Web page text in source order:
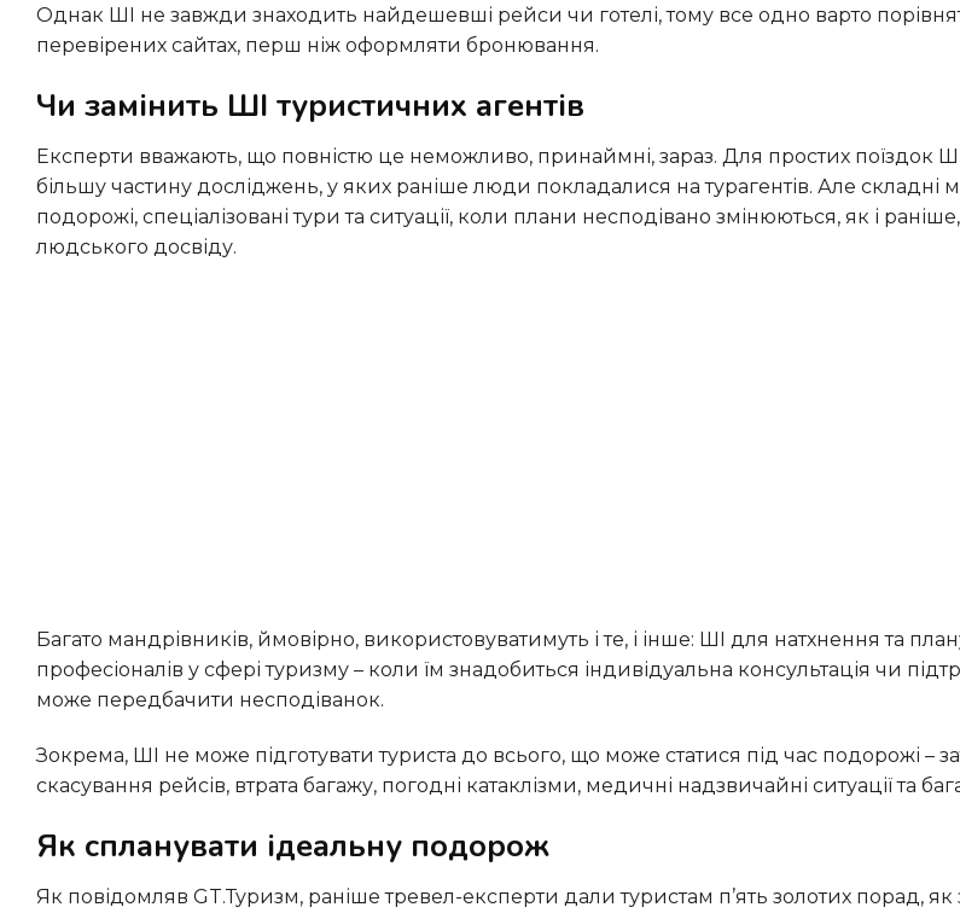
Однак ШІ не завжди знаходить найдешевші рейси чи готелі, тому все одно варто порівняти ціни на
перевірених сайтах, перш ніж оформляти бронювання.
Чи замінить ШІ туристичних агентів
Експерти вважають, що повністю це неможливо, принаймні, зараз. Для простих поїздок ШІ може виконати
більшу частину досліджень, у яких раніше люди покладалися на турагентів. Але складні
подорожі, спеціалізовані тури та ситуації, коли плани несподівано змінюються, як і
людського досвіду.
Багато мандрівників, ймовірно, використовуватимуть і те, і інше: ШІ для натхнення та планування, а
професіоналів у сфері туризму – коли їм знадобиться індивідуальна консультація чи
може передбачити несподіванок.
Зокрема, ШІ не може підготувати туриста до всього, що може статися під час подорожі – затримки або
скасування рейсів, втрата багажу, погодні катаклізми, медичні надзвичайні ситуації та
Як спланувати ідеальну подорож
Як повідомляв GT.Туризм, раніше тревел-експерти дали туристам п’ять золотих порад, як заощадити на